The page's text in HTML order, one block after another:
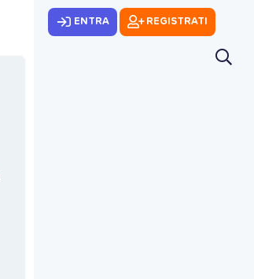
ENTRA REGISTRATI